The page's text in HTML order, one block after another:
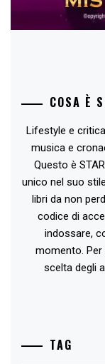
COSA È
Lifestyle e
musica e
Questo è
unico nel suo
libri da non
codice di
indossare,
momento. Per
scelta degli
TAG